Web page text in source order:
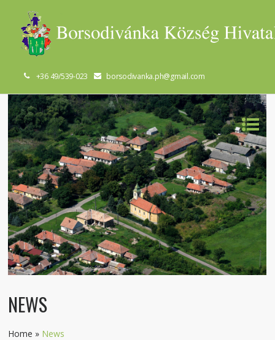
+36 49/539-023 borsodivanka.ph@gmail.com
NEWS
Home » News